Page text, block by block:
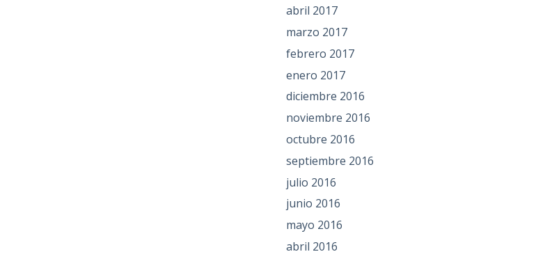
abril 2017
marzo 2017
febrero 2017
enero 2017
diciembre 2016
noviembre 2016
octubre 2016
septiembre 2016
julio 2016
junio 2016
mayo 2016
abril 2016